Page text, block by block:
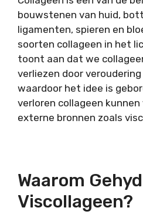
bouwstenen van huid,
ligamenten, spieren en
soorten collageen in het
toont aan dat we
verliezen door
waardoor het idee is
verloren collageen
externe bronnen zoals
Waarom
Viscollageen?